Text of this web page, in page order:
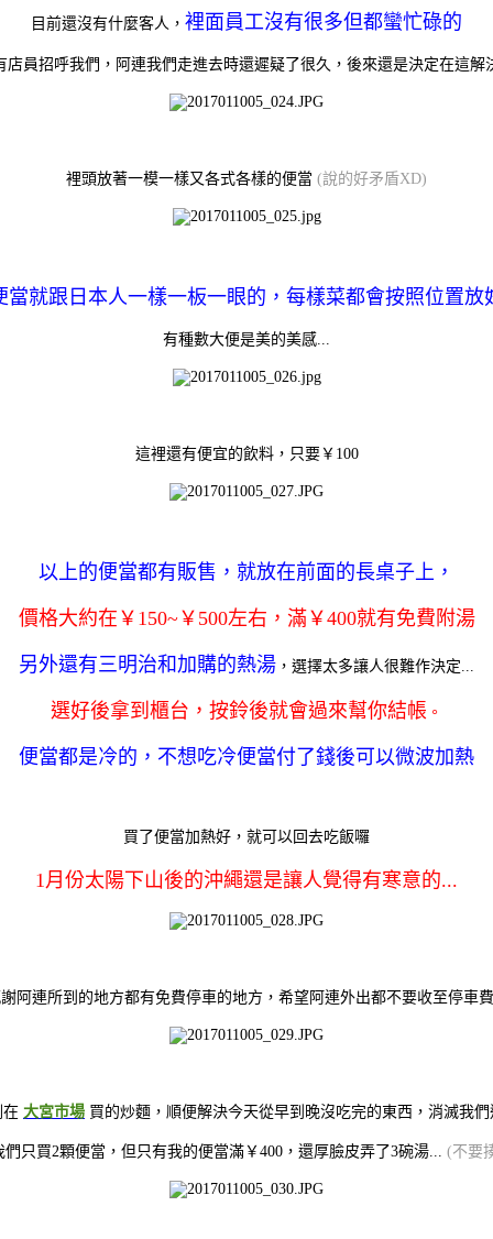
目前還沒有什麼客人， 裡面員工沒有很多但都蠻忙碌的
店員招呼我們，阿連我們走進去時還遲疑了很久，後來還是決定在這解
裡頭放著一模一樣又各式各樣的便當 (說的好矛盾XD)
當就跟日本人一樣一板一眼的，每樣菜都會按照位置放
有種數大便是美的美感...
這裡還有便宜的飲料，只要￥100
以上的便當都有販售，就放在前面的長桌子上，
價格大約在￥150~￥500左右， 滿￥400就有免費附湯
另外還有三明治和加購的熱湯 ，選擇太多讓人很難作決定...
選好後拿到櫃台，按鈴後就會過來幫你結帳 。
便當都是冷的，不想吃冷便當付了錢後可以微波加熱
買了便當加熱好，就可以回去吃飯囉
1月份太陽下山後的沖繩還是讓人覺得有寒意的...
阿連所到的地方都有免費停車的地方，希望阿連外出都不要收至停車費
在 大宮市場 買的炒麵，順便解決今天從早到晚沒吃完的東西，消滅我
們只買2顆便當，但只有我的便當滿￥400，還厚臉皮弄了3碗湯... (不要